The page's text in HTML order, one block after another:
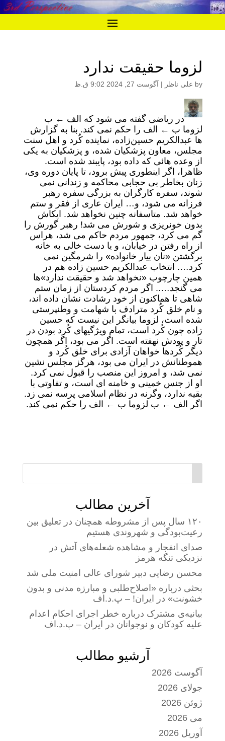
لزوما حقیقت ندارد
by علی ناظر | آگوست 27, 2024 9:02 ق.ظ
در ریاضی گفته می شود که الف ← ب
لزوما ب ← الف را حکم نمی کند. بنا به گزارش
ها عبدالکریم حسین‌زاده، نماینده کُرد و اهل سنت
مجلس، معاون پزشکیان شده، و پزشکیان به یکی
از وعده هائی که داده بود، پایبند شده است.
ظاهرا، اگر اینطوری پیش برود، تا پایان دوره وی،
زنان بخاطر بی حجابی محاکمه و زندانی نمی
شوند، سفره کارگران به بزرگی سفره رهبر
فرزانه می شود، و… ایران عاری از فقر و ستم
خواهد شد. متاسفانه چنین نخواهد شد. ایکاش
بدون خونریزی و شورش می شد! رهبر گورش را
گم می کرد، جمهور مردم حاکم می شد، هراس
از راه رفتن در خیابان، و یا دست خالی به خانه
برگشتن «نان بیار خانواده» را شرمگین نمی
کرد…. انتخاب عبدالکریم حسین زاده هم در
همین چارچوب «نخواهد شد و حقیقت ندارد»ها
می گنجد….. اگر مردم کردستان از زمان ستم
شاهی تا هماکنون از خود رشادت نشان داده اند،
و نام خلق کُرد مترادف با شهامت و وطنپرستی
شده است، لزوما بیانگر این نیست که حسین
زاده چون کُرد است، تمام ویژگیهای کُرد بودن در
تار و پودش نهفته است. اگر می بود، اگر همچون
دیگر کُردها خواهان آزادی برای خلق کُرد و
هموطنانش در ایران می بود، هرگز مجلس نشین
نمی شد، و امروز این منصب را قبول نمی کرد.
او از جنس خمینی و خامنه ای است، و تفاوتی با
بقیه ندارد، وگرنه در نظام اسلامی پرسه نمی زد.
اگر الف ← ب لزوما ب ← الف را حکم نمی کند.
آخرین مطالب
۱۲۰ سال پس از مشروطه همچنان در تعلیق بین
رعیت‌بودگی و شهروندی هستیم
صدای انفجار و مشاهده شعله‌های آتش در
نزدیکی تنگه هرمز
محسن رضایی دبیر شورای عالی امنیت ملی شد
بحثی درباره «اصلاح‌طلبی و مبارزه مدنی و بدون
خشونت» در ایران! – پ.د.اف
بیانیه‌ی مشترک درباره خطر اجرای احکام اعدام
علیه کودکان و نوجوانان در ایران – پ.د.اف
آرشیو مطالب
آگوست 2026
جولای 2026
ژوئن 2026
می 2026
آوریل 2026